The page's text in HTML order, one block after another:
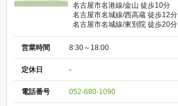
名古屋市名港線/金山 徒歩10分
名古屋市名城線/西高蔵 徒歩12分
名古屋市名城線/東別院 徒歩20分
営業時間 8:30～18:00
定休日 -
電話番号 052-680-1090